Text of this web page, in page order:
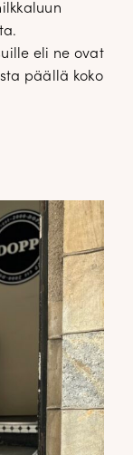
eli ne ovat
päällä koko